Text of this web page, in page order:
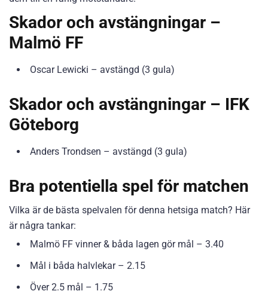
Skador och avstängningar –
Malmö FF
Oscar Lewicki – avstängd (3 gula)
Skador och avstängningar – IFK
Göteborg
Anders Trondsen – avstängd (3 gula)
Bra potentiella spel för matchen
Vilka är de bästa spelvalen för denna hetsiga match? Här
är några tankar:
Malmö FF vinner & båda lagen gör mål – 3.40
Mål i båda halvlekar – 2.15
Över 2.5 mål – 1.75